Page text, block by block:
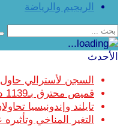
الريجيم والرياضة
الأحدث
السجن لأسترالي
قميص محترق بـ1139 دولارا.. هل تفقد الموضة عقلها؟
تايلند وإندونيسيا
التغير المناخي